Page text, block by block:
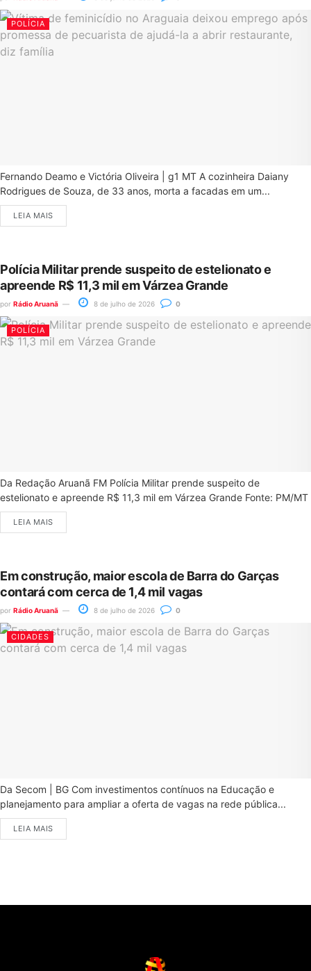
POLÍCIA
Fernando Deamo e Victória Oliveira | g1 MT A cozinheira Daiany
Rodrigues de Souza, de 33 anos, morta a facadas em um...
LEIA MAIS
Polícia Militar prende suspeito de estelionato e
apreende R$ 11,3 mil em Várzea Grande
por Rádio Aruanã 8 de julho de 2026 0
POLÍCIA
Da Redação Aruanã FM Polícia Militar prende suspeito de
estelionato e apreende R$ 11,3 mil em Várzea Grande Fonte: PM/MT
LEIA MAIS
Em construção, maior escola de Barra do Garças
contará com cerca de 1,4 mil vagas
por Rádio Aruanã 8 de julho de 2026 0
CIDADES
Da Secom | BG Com investimentos contínuos na Educação e
planejamento para ampliar a oferta de vagas na rede pública...
LEIA MAIS